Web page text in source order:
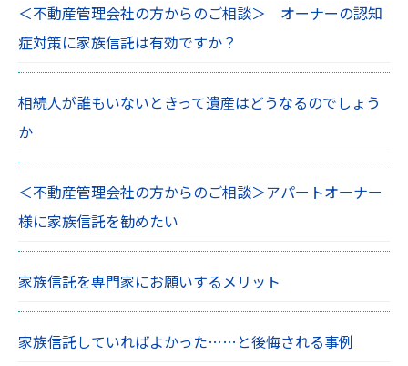
＜不動産管理会社の方からのご相談＞ オーナーの認知
症対策に家族信託は有効ですか？
相続人が誰もいないときって遺産はどうなるのでしょう
か
＜不動産管理会社の方からのご相談＞アパートオーナー
様に家族信託を勧めたい
家族信託を専門家にお願いするメリット
家族信託していればよかった……と後悔される事例